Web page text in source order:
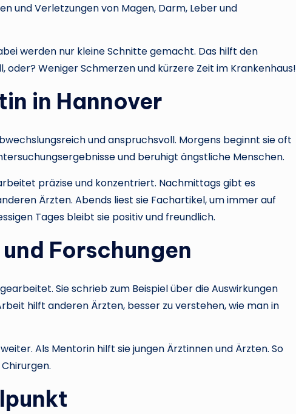
und Verletzungen von Magen, Darm, Leber und
werden nur kleine Schnitte gemacht. Das hilft den
oder? Weniger Schmerzen und kürzere Zeit im Krankenhaus!
in Hannover
und anspruchsvoll. Morgens beginnt sie oft
und beruhigt ängstliche Menschen.
präzise und konzentriert. Nachmittags gibt es
Ärzten. Abends liest sie Fachartikel, um immer auf
Tages bleibt sie positiv und freundlich.
Forschungen
Sie schrieb zum Beispiel über die Auswirkungen
hilft anderen Ärzten, besser zu verstehen, wie man in
Als Mentorin hilft sie jungen Ärztinnen und Ärzten. So